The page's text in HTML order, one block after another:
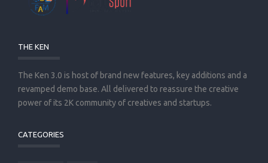
THE KEN
The Ken 3.0 is host of brand new features, key additions and a
revamped demo base. All delivered to reassure the creative
power of its 2K community of creatives and startups.
CATEGORIES